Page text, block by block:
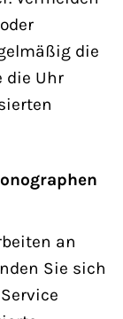
die
die Uhr
an
Sie sich